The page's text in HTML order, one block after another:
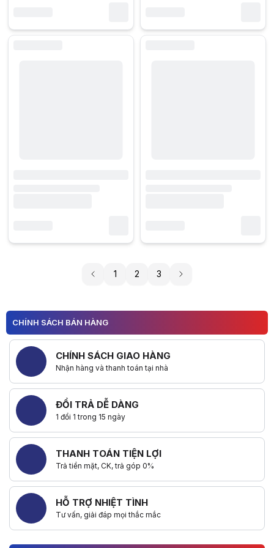
1 2 3
CHÍNH SÁCH BÁN HÀNG
CHÍNH SÁCH GIAO HÀNG
Nhận hàng và thanh toán tại nhà
ĐỔI TRẢ DỄ DÀNG
1 đổi 1 trong 15 ngày
THANH TOÁN TIỆN LỢI
Trả tiền mặt, CK, trả góp 0%
HỖ TRỢ NHIỆT TÌNH
Tư vấn, giải đáp mọi thắc mắc